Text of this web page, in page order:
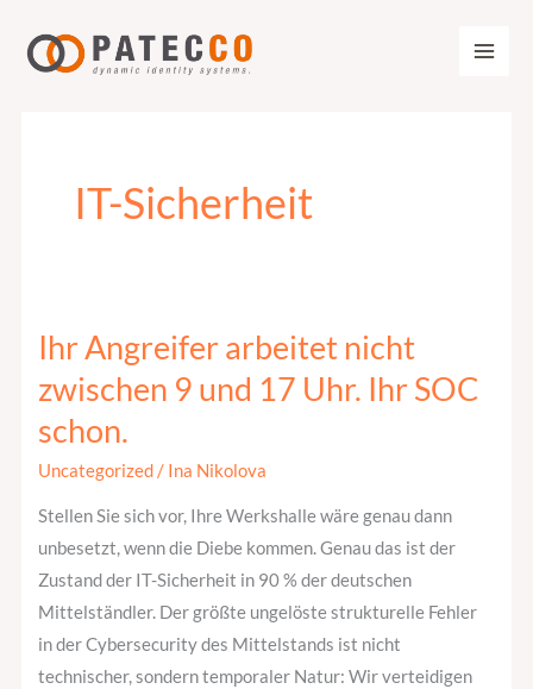
Inhalt
springen
IT-Sicherheit
Ihr Angreifer arbeitet nicht
zwischen 9 und 17 Uhr. Ihr SOC
schon.
Uncategorized/ Ina Nikolova
Stellen Sie sich vor, Ihre Werkshalle wäre genau dann
unbesetzt, wenn die Diebe kommen. Genau das ist der
Zustand der IT-Sicherheit in 90 % der deutschen
Mittelständler. Der größte ungelöste strukturelle Fehler
in der Cybersecurity des Mittelstands ist nicht
technischer, sondern temporaler Natur: Wir verteidigen
Ihr
Angreifer
arbeitet
nicht
zwischen